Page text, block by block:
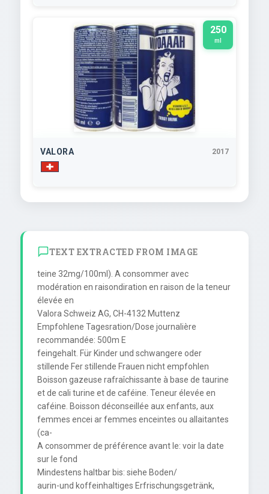
250
ml
VALORA 2017
TEXT EXTRACTED FROM IMAGE
teine 32mg/100ml). A consommer avec
modération en raisondiration en raison de la teneur
élevée en
Valora Schweiz AG, CH-4132 Muttenz
Empfohlene Tagesration/Dose journalière
recommandée: 500m E
feingehalt. Für Kinder und schwangere oder
stillende Fer stillende Frauen nicht empfohlen
Boisson gazeuse rafraîchissante à base de taurine
et de cali turine et de caféine. Teneur élevée en
caféine. Boisson déconseillée aux enfants, aux
femmes encei ar femmes enceintes ou allaitantes
(ca-
A consommer de préférence avant le: voir la date
sur le fond
Mindestens haltbar bis: siehe Boden/
aurin-und koffeinhaltiges Erfrischungsgetränk,